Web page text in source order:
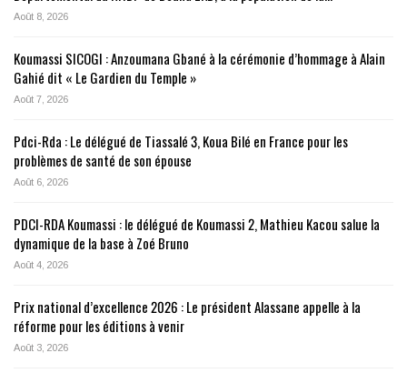
Août 8, 2026
Koumassi SICOGI : Anzoumana Gbané à la cérémonie d’hommage à Alain
Gahié dit « Le Gardien du Temple »
Août 7, 2026
Pdci-Rda : Le délégué de Tiassalé 3, Koua Bilé en France pour les
problèmes de santé de son épouse
Août 6, 2026
PDCI-RDA Koumassi : le délégué de Koumassi 2, Mathieu Kacou salue la
dynamique de la base à Zoé Bruno
Août 4, 2026
Prix national d’excellence 2026 : Le président Alassane appelle à la
réforme pour les éditions à venir
Août 3, 2026